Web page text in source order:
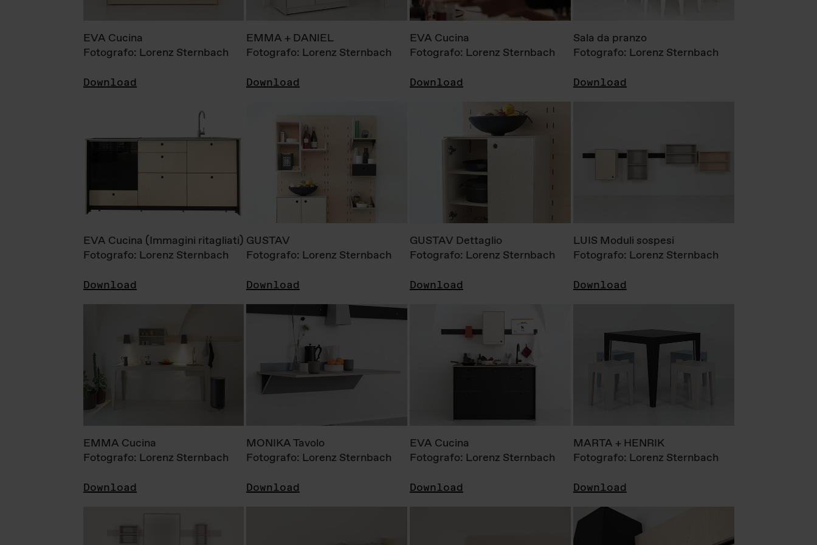
EVA Cucina
Fotografo: Lorenz Sternbach
Download
EMMA + DANIEL
Fotografo: Lorenz Sternbach
Download
EVA Cucina
Fotografo: Lorenz Sternbach
Download
Sala da pranzo
Fotografo: Lorenz Sternbach
Download
EVA Cucina (Immagini ritagliati)
Fotografo: Lorenz Sternbach
Download
GUSTAV
Fotografo: Lorenz Sternbach
Download
GUSTAV Dettaglio
Fotografo: Lorenz Sternbach
Download
LUIS Moduli sospesi
Fotografo: Lorenz Sternbach
Download
EMMA Cucina
Fotografo: Lorenz Sternbach
Download
MONIKA Tavolo
Fotografo: Lorenz Sternbach
Download
EVA Cucina
Fotografo: Lorenz Sternbach
Download
MARTA + HENRIK
Fotografo: Lorenz Sternbach
Download